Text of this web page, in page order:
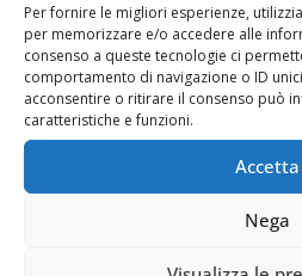
Per fornire le migliori esperienze,
per memorizzare e/o accedere alle
consenso a queste tecnologie ci
comportamento di navigazione o ID
acconsentire o ritirare il consenso può
caratteristiche e funzioni.
Accetta
Nega